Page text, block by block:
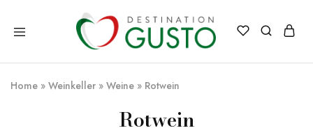
Destination
Gusto
Italienische
Exzellenz
100%
Home » Weinkeller » Weine » Rotwein
Rotwein